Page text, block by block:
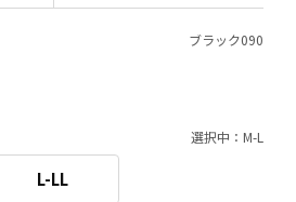
ブラック090
選択中：M-L
L-LL